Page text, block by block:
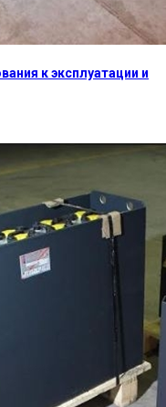
к эксплуатации и